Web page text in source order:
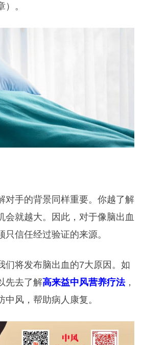
。
对手的背景同样重要。你越了解
会就越大。因此，对于像脑出血
信任经过验证的来源。
们将发布脑出血的7大原因。如
先去了解高来益中风营养疗法，
风，帮助病人康复。